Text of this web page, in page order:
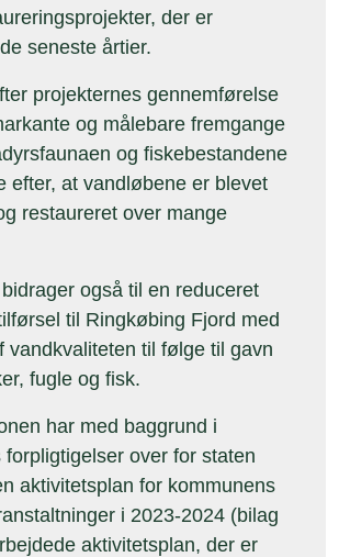
der er
seneste årtier.
projekternes gennemførelse
og målebare fremgange
og fiskebestandene
efter, at vandløbene er blevet
restaureret over mange
også til en reduceret
til Ringkøbing Fjord med
vandkvaliteten til følge til gavn
fugle og fisk.
har med baggrund i
forpligtigelser over for staten
aktivitetsplan for kommunens
i 2023-2024 (bilag
aktivitetsplan, der er